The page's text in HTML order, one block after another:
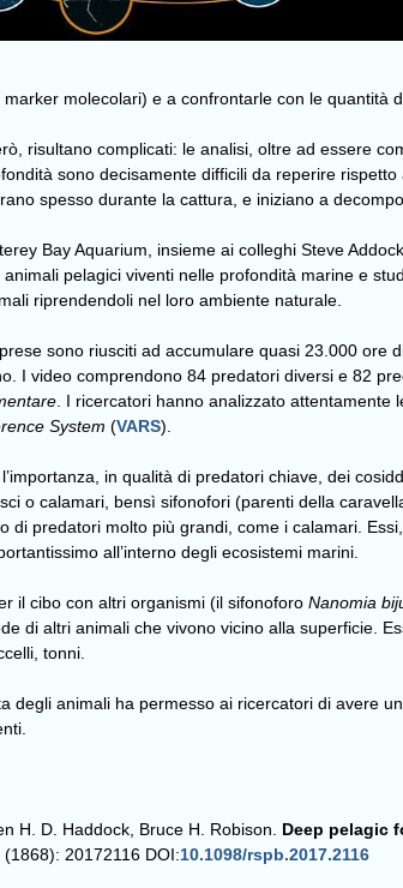
molecolari) e a confrontarle con le
risultano complicati: le analisi, oltre ad essere
sono decisamente difficili da reperire
spesso durante la cattura, e iniziano a
Bay Aquarium, insieme ai colleghi Steve
pelagici viventi nelle profondità marine e
riprendendoli nel loro ambiente naturale.
sono riusciti ad accumulare quasi 23.000 ore
I video comprendono 84 predatori diversi e 82
. I ricercatori hanno analizzato attentamente
System (VARS).
in qualità di predatori chiave, dei
o calamari, bensì sifonofori (parenti della
di predatori molto più grandi, come i calamari.
all’interno degli ecosistemi marini.
il cibo con altri organismi (il sifonoforo Nanomia
di altri animali che vivono vicino alla superficie.
tonni.
degli animali ha permesso ai ricercatori di avere
H. D. Haddock, Bruce H. Robison. Deep pelagic
20172116 DOI:10.1098/rspb.2017.2116